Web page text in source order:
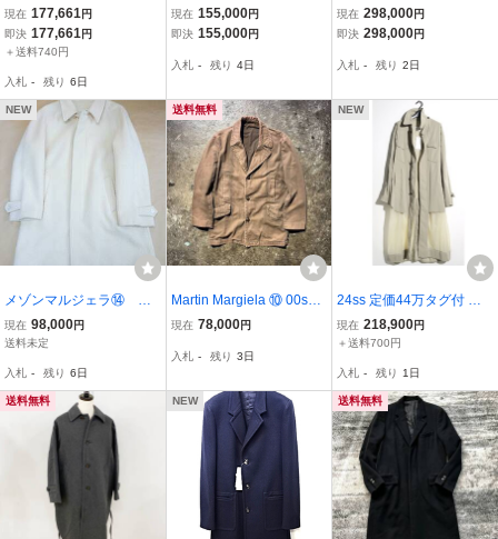
ズ:44 23SS 1(10)S50AH0
118 裏地チェックダブル
フェイスコート 中古 BS9
現在 177,661円
即決 177,661円
＋送料740円
入札 - 残り 6日
Pコート ボンデッド シェ
ットランド ジャケット オ
ト ロングコート ヘリンボ
現在 155,000円
即決 155,000円
入札 - 残り 4日
モデル マルジェラ オ
ールジェンダー ダブル
ケット 48 50 L M
現在 298,000円
即決 298,000円
入札 - 残り 2日
NEW
メゾンマルジェラ⑭ ピ
リング加工 ステンカラ
ー 白衣 ロングコー
ア品 46 2018ＡＷアー
カイブ 本物
現在 98,000円
送料未定
入札 - 残り 6日
送料無料
Martin Margiela ⑩ 00ss
カーコート くるみボタン
ss サイズ46
現在 78,000円
入札 - 残り 3日
NEW
24ss 定価44万タグ付 国
内正規品 Maison Margiel
a ①⑩リバーシブル トレ
size42 メゾンマルジェラ
S51AH0194
現在 218,900円
＋送料700円
入札 - 残り 1日
送料無料 NEW 送料無料